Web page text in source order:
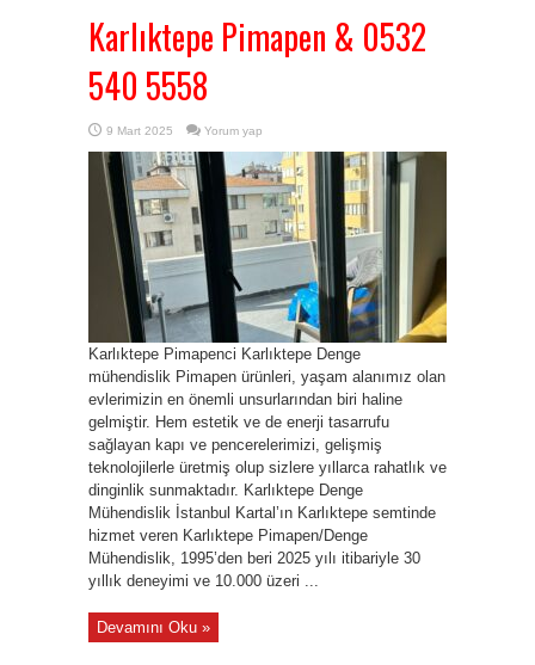
Karlıktepe Pimapen & 0532
540 5558
9 Mart 2025 Yorum yap
Karlıktepe Pimapenci Karlıktepe Denge
mühendislik Pimapen ürünleri, yaşam alanımız olan
evlerimizin en önemli unsurlarından biri haline
gelmiştir. Hem estetik ve de enerji tasarrufu
sağlayan kapı ve pencerelerimizi, gelişmiş
teknolojilerle üretmiş olup sizlere yıllarca rahatlık ve
dinginlik sunmaktadır. Karlıktepe Denge
Mühendislik İstanbul Kartal’ın Karlıktepe semtinde
hizmet veren Karlıktepe Pimapen/Denge
Mühendislik, 1995’den beri 2025 yılı itibariyle 30
yıllık deneyimi ve 10.000 üzeri ...
Devamını Oku »